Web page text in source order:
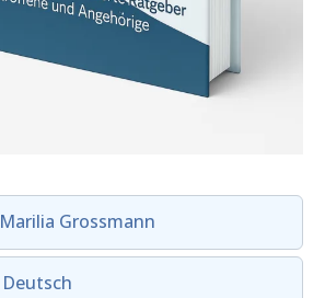
Marilia Grossmann
Deutsch